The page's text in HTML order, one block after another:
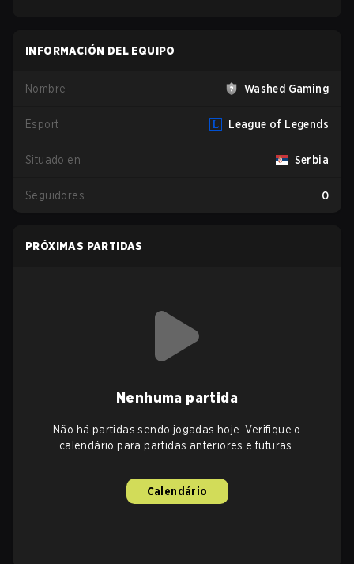
INFORMACIÓN DEL EQUIPO
Nombre Washed Gaming
Esport League of Legends
Situado en Serbia
Seguidores 0
PRÓXIMAS PARTIDAS
Nenhuma partida
Não há partidas sendo jogadas hoje. Verifique o
calendário para partidas anteriores e futuras.
Calendário